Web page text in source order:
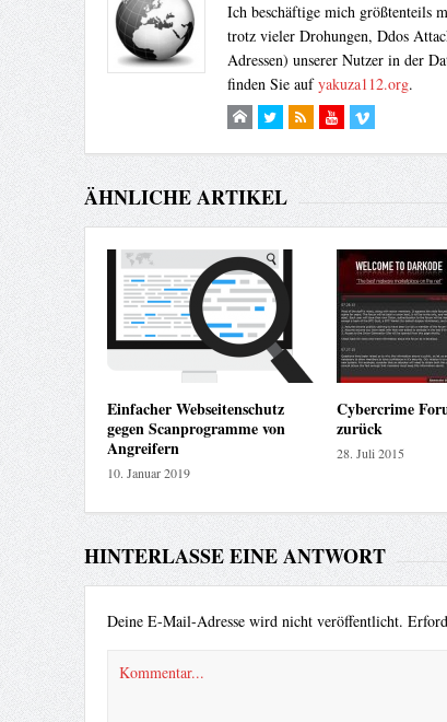
Ich beschäftige mich größtenteils
trotz vieler Drohungen, Ddos
Adressen) unserer Nutzer in der
finden Sie aufyakuza112.org.
ÄHNLICHE ARTIKEL
Einfacher Webseitenschutz
gegen Scanprogramme von
Angreifern
10. Januar 2019
Cybercrime
zurück
28. Juli 2015
HINTERLASSE EINE ANTWORT
Deine E-Mail-Adresse wird nicht veröffentlicht.